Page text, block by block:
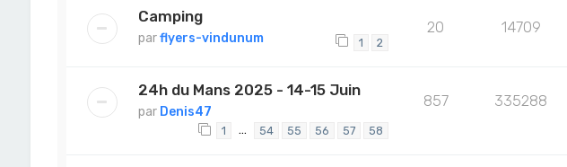
Camping
parflyers-vindunum 1 2
20 14709
24h du Mans 2025 - 14-15 Juin
par Denis47
1 … 54 55 56 57 58
857 335288